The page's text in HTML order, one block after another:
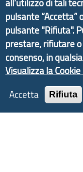
delle valli
informazioni ed
d'Area Antola-
Liguria ed ANCI
Copyright © 2017
CF: 80007350103
pulsante
pulsante "Rifiuta".
prestare, rifiutare
consenso, in
Visualizza la Cookie
Accetta
Rifiuta